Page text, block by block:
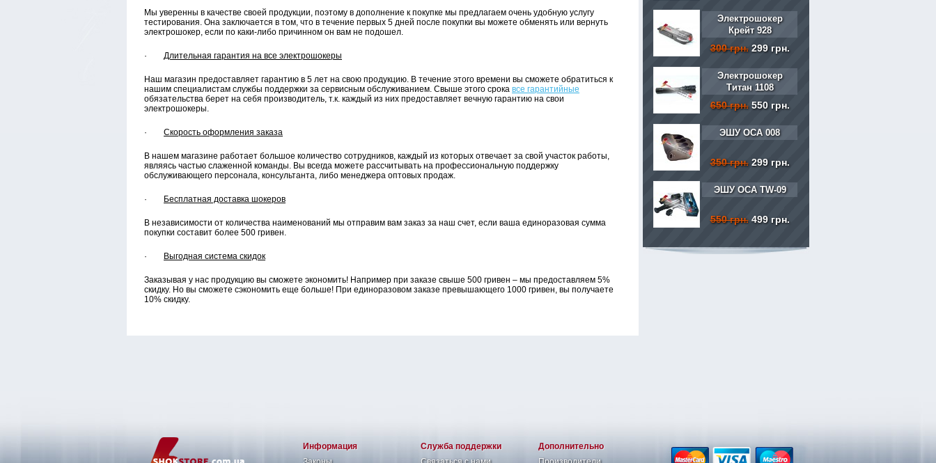
Электрошокер
Крейт 928
300 грн. 299 грн.
Электрошокер
Титан 1108
650 грн. 550 грн.
ЭШУ ОСА 008
350 грн. 299 грн.
ЭШУ ОСА TW-09
550 грн. 499 грн.
Мы уверенны в качестве своей продукции, поэтому в дополнение к покупке мы предлагаем очень удобную услугу
тестирования. Она заключается в том, что в течение первых 5 дней после покупки вы можете обменять или вернуть
электрошокер, если по каки-либо причинном он вам не подошел.
· Длительная гарантия на все электрошокеры
Наш магазин предоставляет гарантию в 5 лет на свою продукцию. В течение этого времени вы сможете обратиться к
нашим специалистам службы поддержки за сервисным обслуживанием. Свыше этого срока все гарантийные
обязательства берет на себя производитель, т.к. каждый из них предоставляет вечную гарантию на свои
электрошокеры.
· Скорость оформления заказа
В нашем магазине работает большое количество сотрудников, каждый из которых отвечает за свой участок работы,
являясь частью слаженной команды. Вы всегда можете рассчитывать на профессиональную поддержку
обслуживающего персонала, консультанта, либо менеджера оптовых продаж.
· Бесплатная доставка шокеров
В независимости от количества наименований мы отправим вам заказ за наш счет, если ваша единоразовая сумма
покупки составит более 500 гривен.
· Выгодная система скидок
Заказывая у нас продукцию вы сможете экономить! Например при заказе свыше 500 гривен – мы предоставляем 5%
скидку. Но вы сможете сэкономить еще больше! При единоразовом заказе превышающего 1000 гривен, вы получаете
10% скидку.
Информация
Служба поддержки
Дополнительно